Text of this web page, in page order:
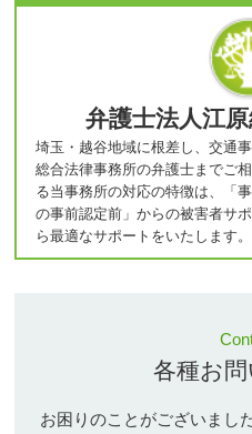
弁護士法人江
埼玉・越谷地域に根差し、交通
総合法律事務所の弁護士までご
る当事務所の対応の特徴は、「
の事前認定前」からの被害者サ
ら最適なサポートをいたします。
各種お
お困りのことがございまし